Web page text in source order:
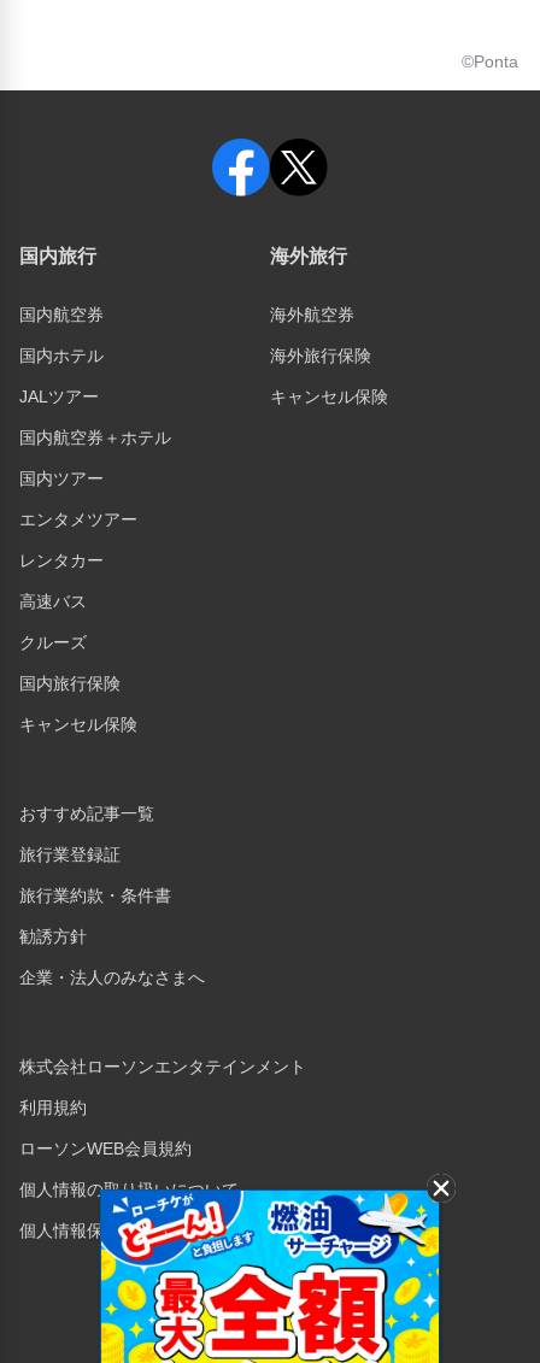
©Ponta
国内旅行
国内航空券
国内ホテル
JALツアー
国内航空券＋ホテル
国内ツアー
エンタメツアー
レンタカー
高速バス
クルーズ
国内旅行保険
キャンセル保険
海外旅行
海外航空券
海外旅行保険
キャンセル保険
おすすめ記事一覧
旅行業登録証
旅行業約款・条件書
勧誘方針
企業・法人のみなさまへ
株式会社ローソンエンタテインメント
利用規約
ローソンWEB会員規約
個人情報の取り扱いについて
個人情報保護方針
Copyright © 1998 Lawson Entertainment, Inc.